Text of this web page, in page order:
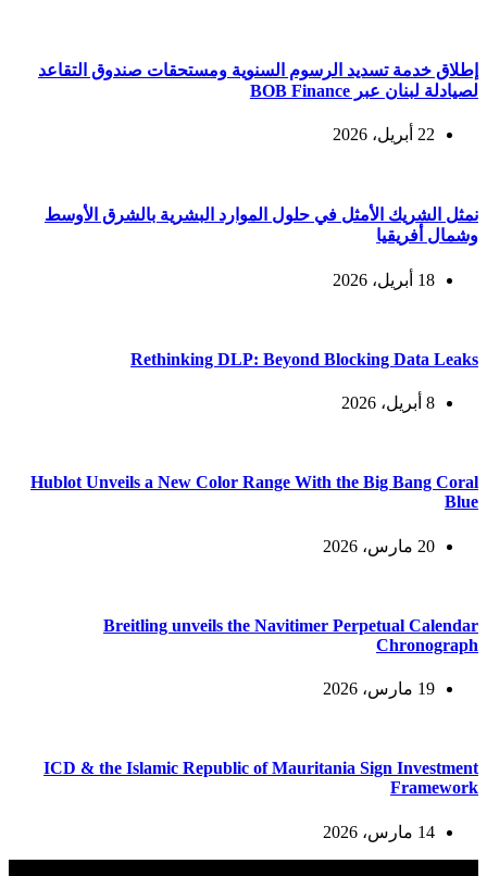
إطلاق خدمة تسديد الرسوم السنوية ومستحقات صندوق التقاعد
لصيادلة لبنان عبر BOB Finance
22 أبريل، 2026
نمثل الشريك الأمثل في حلول الموارد البشرية بالشرق الأوسط
وشمال أفريقيا
18 أبريل، 2026
Rethinking DLP: Beyond Blocking Data Leaks
8 أبريل، 2026
Hublot Unveils a New Color Range With the Big Bang Coral
Blue
20 مارس، 2026
Breitling unveils the Navitimer Perpetual Calendar
Chronograph
19 مارس، 2026
ICD & the Islamic Republic of Mauritania Sign Investment
Framework
14 مارس، 2026